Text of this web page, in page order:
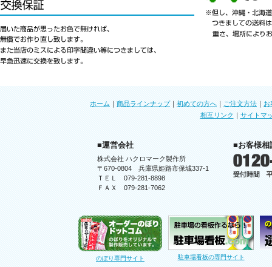
ホーム ｜ 商品ラインナップ｜ 初めての方へ ｜ ご注文方法 ｜ お
相互リンク ｜ サイトマ
■運営会社
株式会社 ハクロマーク製作所
〒670-0804 兵庫県姫路市保城337-1
ＴＥＬ 079-281-8898
ＦＡＸ 079-281-7062
■お客様相
のぼり専門サイト 駐車場看板の専門サイト